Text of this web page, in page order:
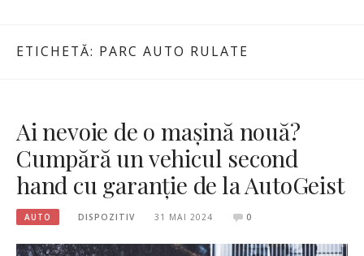
ETICHETĂ: PARC AUTO RULATE
Ai nevoie de o mașină nouă?
Cumpără un vehicul second
hand cu garanție de la AutoGeist
AUTO DISPOZITIV 31 MAI 2024 0